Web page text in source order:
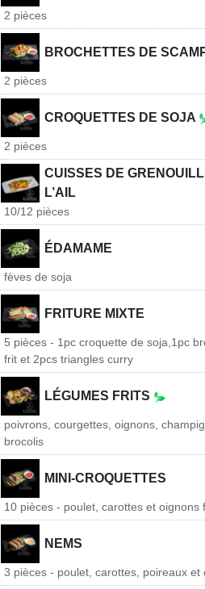
2 pièces
BROCHETTES DE
2 pièces
CROQUETTES DE SOJA
2 pièces
CUISSES DE
L’AIL
10/12 pièces
ÉDAMAME
fèves de soja
FRITURE MIXTE
5 pièces - 1pc croquette de soja,1pc
frit et 2pcs triangles curry
LÉGUMES FRITS
poivrons, courgettes, oignons,
brocolis
MINI-CROQUETTES
10 pièces - poulet, carottes et oignons
NEMS
3 pièces - poulet, carottes, poireaux et